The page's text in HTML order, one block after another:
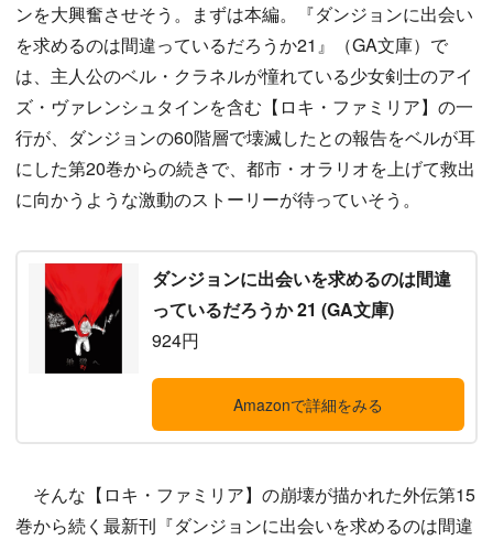
ンを大興奮させそう。まずは本編。『ダンジョンに出会い
を求めるのは間違っているだろうか21』（GA文庫）で
は、主人公のベル・クラネルが憧れている少女剣士のアイ
ズ・ヴァレンシュタインを含む【ロキ・ファミリア】の一
行が、ダンジョンの60階層で壊滅したとの報告をベルが耳
にした第20巻からの続きで、都市・オラリオを上げて救出
に向かうような激動のストーリーが待っていそう。
ダンジョンに出会いを求めるのは間違
っているだろうか 21 (GA文庫)
924円
Amazonで詳細をみる
そんな【ロキ・ファミリア】の崩壊が描かれた外伝第15
巻から続く最新刊『ダンジョンに出会いを求めるのは間違